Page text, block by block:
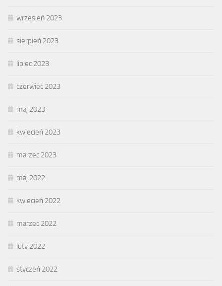
wrzesień 2023
sierpień 2023
lipiec 2023
czerwiec 2023
maj 2023
kwiecień 2023
marzec 2023
maj 2022
kwiecień 2022
marzec 2022
luty 2022
styczeń 2022